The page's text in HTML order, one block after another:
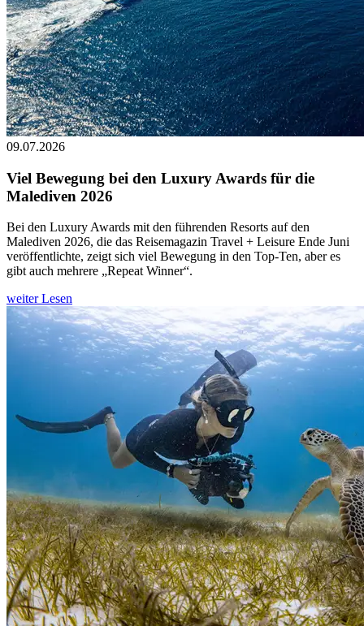
09.07.2026
Viel Bewegung bei den Luxury Awards für die
Malediven 2026
Bei den Luxury Awards mit den führenden Resorts auf den
Malediven 2026, die das Reisemagazin Travel + Leisure Ende Juni
veröffentlichte, zeigt sich viel Bewegung in den Top-Ten, aber es
gibt auch mehrere „Repeat Winner“.
weiter Lesen